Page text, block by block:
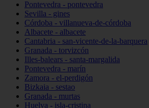
Pontevedra - pontevedra
Sevilla - gines
Córdoba - villanueva-de-córdoba
Albacete - albacete
Cantabria - san-vicente-de-la-barquera
Granada - torvizcón
Illes-balears - santa-margalida
Pontevedra - marín
Zamora - el-perdigón
Bizkaia - sestao
Granada - murtas
Huelva - isla-cristina